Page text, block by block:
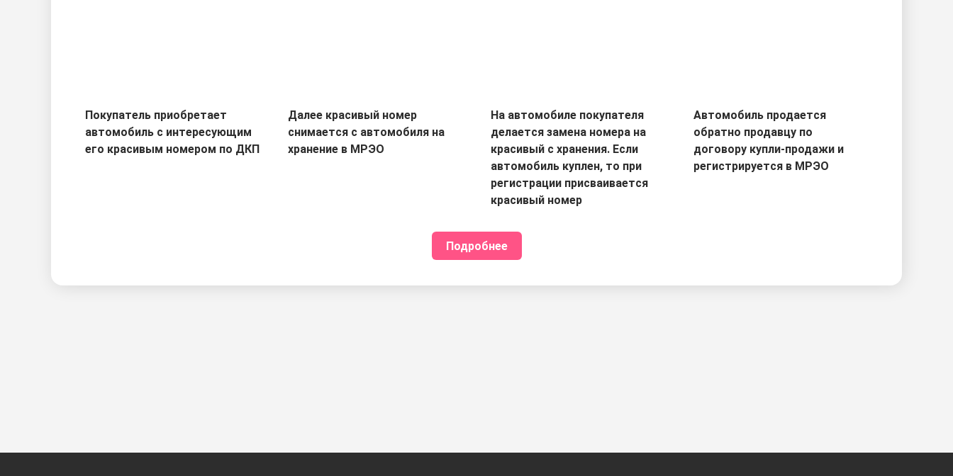
Покупатель приобретает
автомобиль с интересующим
его красивым номером по ДКП
Далее красивый номер
снимается с автомобиля на
хранение в МРЭО
На автомобиле покупателя
делается замена номера на
красивый с хранения. Если
автомобиль куплен, то при
регистрации присваивается
красивый номер
Автомобиль продается
обратно продавцу по
договору купли-продажи и
регистрируется в МРЭО
Подробнее